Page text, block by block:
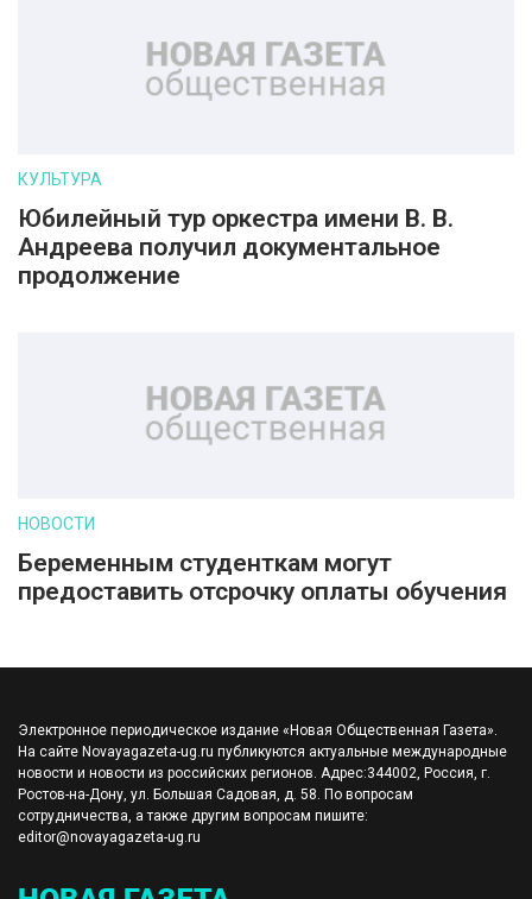
КУЛЬТУРА
Юбилейный тур оркестра имени В. В.
Андреева получил документальное
продолжение
НОВОСТИ
Беременным студенткам могут
предоставить отсрочку оплаты обучения
Электронное периодическое издание «Новая Общественная Газета».
На сайте Novayagazeta-ug.ru публикуются актуальные международные
новости и новости из российских регионов. Адрес:344002, Россия, г.
Ростов-на-Дону, ул. Большая Садовая, д. 58. По вопросам
сотрудничества, а также другим вопросам пишите:
editor@novayagazeta-ug.ru